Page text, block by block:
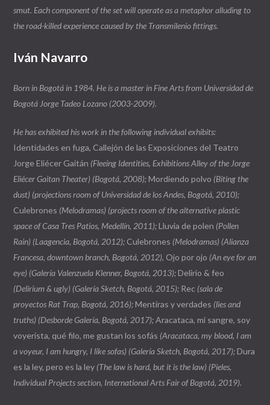
smut. Each component of the set will operate as a metaphor alluding to
the road-killed experience caused by the Transmilenio fittings.
Iván Navarro
Born in Bogotá in 1984. He is a master in Fine Arts from Universidad de
Bogotá Jorge Tadeo Lozano (2003-2009).
He has exhibited his work in the following individual exhibits:
Identidades en fuga, Callejón de las Exposiciones del Teatro
Jorge Eliécer Gaitán (Fleeing Identities, Exhibitions Alley of the Jorge
Eliécer Gaitan Theater) (Bogotá, 2008);Mordiendo polvo (Biting the
dust) (projections room of Universidad de los Andes, Bogotá, 2010);
Culebrones (Melodramas) (projects room of the alternative plastic
space of Casa Tres Patios, Medellín, 2011);Lluvia de polen (Pollen
Rain) (Laagencia, Bogotá, 2012); Culebrones (Melodramas) (Alianza
Francesa, downtown branch, Bogotá, 2012), Ojo por ojo (An eye for an
eye) (Galería Valenzuela Klenner, Bogotá, 2013);Delirio & feo
(Delirium & ugly) (Galería Sketch, Bogotá, 2015); Rec (sala de
proyectos Rat Trap, Bogotá, 2016);Mentiras y verdades (lies and
truths) (Desborde Galería, Bogotá, 2017);Aracataca, mi sangre, soy
voyerista, qué filo, me gustan los sofás (Aracataca, my blood, I am
a voyeur, I am hungry, I like sofas) (Galería Sketch, Bogotá, 2017);Dura
es la ley, pero es la ley(The law is hard, but it is the law) (Pieles,
Individual Projects section, International Arts Fair of Bogotá, 2019).